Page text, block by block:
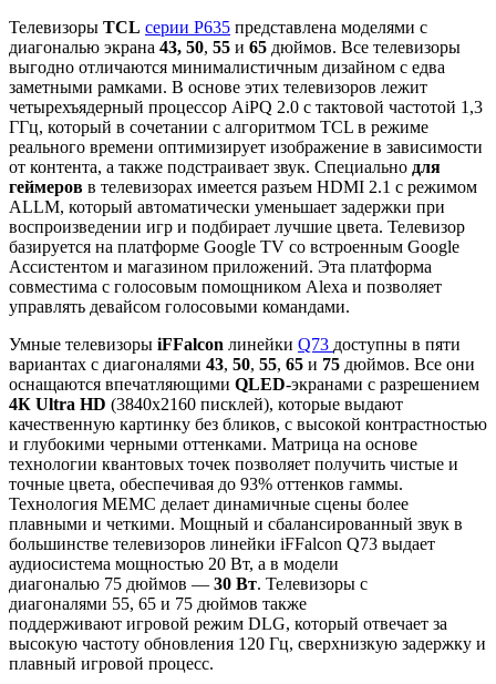
Телевизоры TCL серии P635 представлена моделями с
диагональю экрана 43, 50, 55 и 65 дюймов. Все телевизоры
выгодно отличаются минималистичным дизайном с едва
заметными рамками. В основе этих телевизоров лежит
четырехъядерный процессор AiPQ 2.0 с тактовой частотой 1,3
ГГц, который в сочетании с алгоритмом TCL в режиме
реального времени оптимизирует изображение в зависимости
от контента, а также подстраивает звук. Специально для
геймеров в телевизорах имеется разъем HDMI 2.1 с режимом
ALLM, который автоматически уменьшает задержки при
воспроизведении игр и подбирает лучшие цвета. Телевизор
базируется на платформе Google TV со встроенным Google
Ассистентом и магазином приложений. Эта платформа
совместима с голосовым помощником Alexa и позволяет
управлять девайсом голосовыми командами.
Умные телевизоры iFFаlcon линейки Q73 доступны в пяти
вариантах с диагоналями 43, 50, 55, 65 и 75 дюймов. Все они
оснащаются впечатляющими QLED-экранами с разрешением
4К Ultra HD (3840х2160 писклей), которые выдают
качественную картинку без бликов, с высокой контрастностью
и глубокими черными оттенками. Матрица на основе
технологии квантовых точек позволяет получить чистые и
точные цвета, обеспечивая до 93% оттенков гаммы.
Технология MEMC делает динамичные сцены более
плавными и четкими. Мощный и сбалансированный звук в
большинстве телевизоров линейки iFFаlcon Q73 выдает
аудиосистема мощностью 20 Вт, а в модели
диагональю 75 дюймов — 30 Вт. Телевизоры с
диагоналями 55, 65 и 75 дюймов также
поддерживают игровой режим DLG, который отвечает за
высокую частоту обновления 120 Гц, сверхнизкую задержку и
плавный игровой процесс.